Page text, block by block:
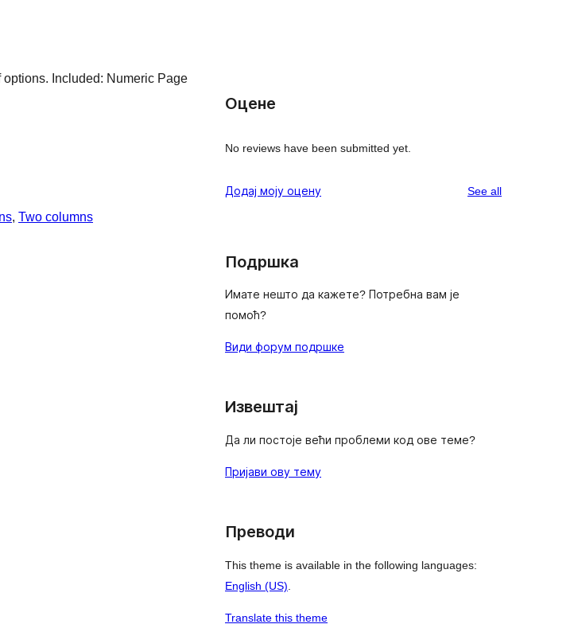
Included: Numeric Page
, Two columns
Оцене
No reviews have been submitted yet.
Додај моју оцену See allreviews
Подршка
Имате нешто да кажете? Потребна вам је
помоћ?
Види форум подршке
Извештај
Да ли постоје већи проблеми код ове теме?
Пријави ову тему
Преводи
This theme is available in the following languages:
English (US)
Translate this theme